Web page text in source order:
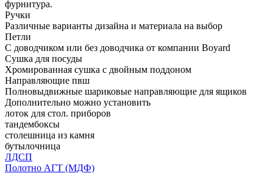
фурнитура.
Ручки
Различные варианты дизайна и материала на выбор
Петли
С доводчиком или без доводчика от компании Boyard
Сушка для посуды
Хромированная сушка с двойным поддоном
Направляющие пвш
Полновыдвижные шариковые направляющие для ящиков
Дополнительно можно установить
лоток для стол. приборов
тандембоксы
столешница из камня
бутылочница
ЛДСП
Полотно АГТ (МДФ)